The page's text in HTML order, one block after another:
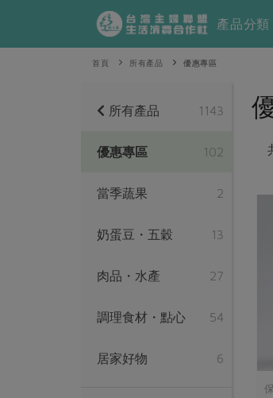
產品分類
首頁 所有產品 優惠專區
所有產品 1143
優惠專區 102
當季蔬果 2
奶蛋豆・五穀 13
肉品・水產 27
調理食材・點心 54
居家好物 6